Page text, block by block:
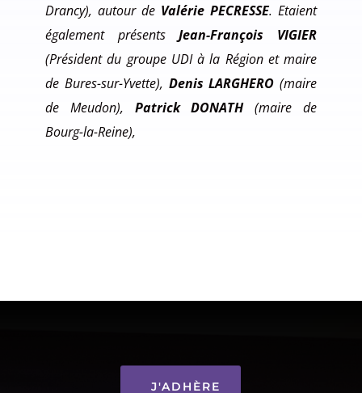
Drancy), autour de Valérie PECRESSE. Etaient
également présentsJean-François VIGIER
(Président du groupe UDI à la Région et maire
de Bures-sur-Yvette), Denis LARGHERO (maire
de Meudon), Patrick DONATH(maire de
Bourg-la-Reine),
J'ADHÈRE